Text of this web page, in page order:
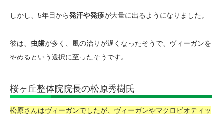
しかし、5年目から発汗や発疹が大量に出るようになりました。
彼は、 虫歯が多く、風の治りが遅くなったそうで、ヴィーガンを
やめるという選択に至ったそうです。
桜ヶ丘整体院院長の松原秀樹氏
松原さんはヴィーガンでしたが、ヴィーガンやマクロビオティッ